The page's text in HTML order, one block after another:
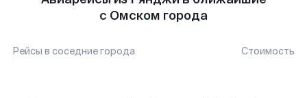
с Омском города
Рейсы в соседние города Стоимость